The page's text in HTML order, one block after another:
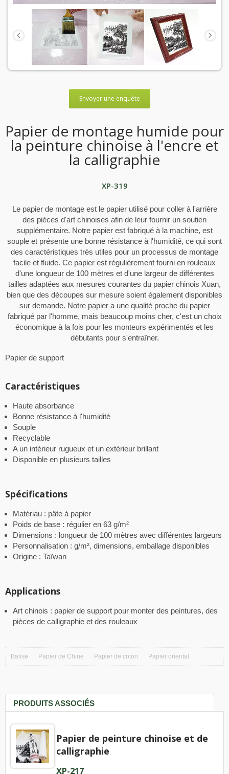
Envoyer une enquête
Papier de montage humide pour
la peinture chinoise à l'encre et
la calligraphie
XP-319
Le papier de montage est le papier utilisé pour coller à l'arrière
des pièces d'art chinoises afin de leur fournir un soutien
supplémentaire. Notre papier est fabriqué à la machine, est
souple et présente une bonne résistance à l'humidité, ce qui sont
des caractéristiques très utiles pour un processus de montage
facile et fluide. Ce papier est régulièrement fourni en rouleaux
d'une longueur de 100 mètres et d'une largeur de différentes
tailles adaptées aux mesures courantes du papier chinois Xuan,
bien que des découpes sur mesure soient également disponibles
sur demande. Notre papier a une qualité proche du papier
fabriqué par l'homme, mais beaucoup moins cher, c'est un choix
économique à la fois pour les monteurs expérimentés et les
débutants pour s'entraîner.
Papier de support
Caractéristiques
Haute absorbance
Bonne résistance à l'humidité
Souple
Recyclable
A un intérieur rugueux et un extérieur brillant
Disponible en plusieurs tailles
Spécifications
Matériau : pâte à papier
Poids de base : régulier en 63 g/m²
Dimensions : longueur de 100 mètres avec différentes largeurs
Personnalisation : g/m², dimensions, emballage disponibles
Origine : Taïwan
Applications
Art chinois : papier de support pour monter des peintures, des
pièces de calligraphie et des rouleaux
Balise Papier de Chine Papier de coton Papier oriental
PRODUITS ASSOCIÉS
Papier de peinture chinoise et de
calligraphie
XP-217